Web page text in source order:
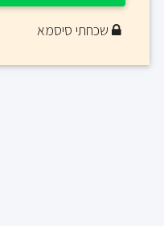
שכחתי סיסמא